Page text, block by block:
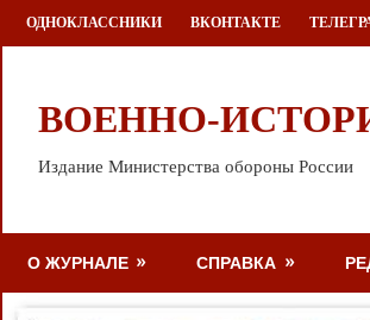
Перейти
к
ОДНОКЛАССНИКИ ВКОНТАКТЕ
ВОЕННО-
Издание Министерства обороны России
О ЖУРНАЛЕ СПРАВКА